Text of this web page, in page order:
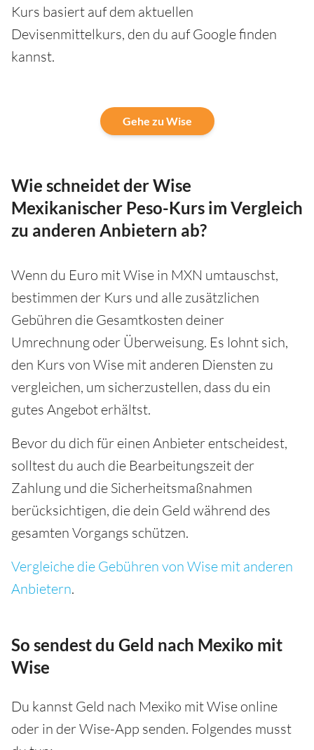
Kurs basiert auf dem aktuellen
Devisenmittelkurs, den du auf Google finden
kannst.
Gehe zu Wise
Wie schneidet der Wise
Mexikanischer Peso-Kurs im Vergleich
zu anderen Anbietern ab?
Wenn du Euro mit Wise in MXN umtauschst,
bestimmen der Kurs und alle zusätzlichen
Gebühren die Gesamtkosten deiner
Umrechnung oder Überweisung. Es lohnt sich,
den Kurs von Wise mit anderen Diensten zu
vergleichen, um sicherzustellen, dass du ein
gutes Angebot erhältst.
Bevor du dich für einen Anbieter entscheidest,
solltest du auch die Bearbeitungszeit der
Zahlung und die Sicherheitsmaßnahmen
berücksichtigen, die dein Geld während des
gesamten Vorgangs schützen.
Vergleiche die Gebühren von Wise mit anderen
Anbietern.
So sendest du Geld nach Mexiko mit
Wise
Du kannst Geld nach Mexiko mit Wise online
oder in der Wise-App senden. Folgendes musst